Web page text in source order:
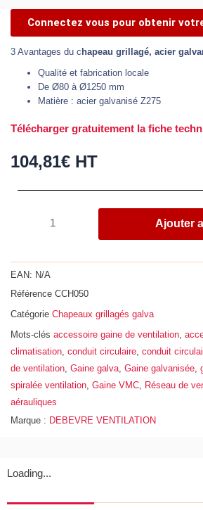
Connectez vous pour obtenir
3 Avantages du c hapeau grillagé, acier
Qualité et fabrication locale
De Ø80 à Ø1250 mm
Matière : acier galvanisé Z275
Télécharger gratuitement la fiche
104,81€ HT
grillagé,
galvanisé
Z275,
Ø
500
Ajouter
EAN: N/A
Référence CCH050
Catégorie Chapeaux grillagés galva
Mots-clés accessoire gaine de ventilation
climatisation conduit circulaire conduit
de ventilation Gaine galva Gaine galvanisée
spiralée ventilation Gaine VMC Réseau de
aérauliques
Marque : DEBEVRE VENTILATION
Loading...